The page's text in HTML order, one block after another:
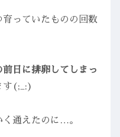
っていたものの回数
日に排卵してしまっ
す(;_:)
く通えたのに…。